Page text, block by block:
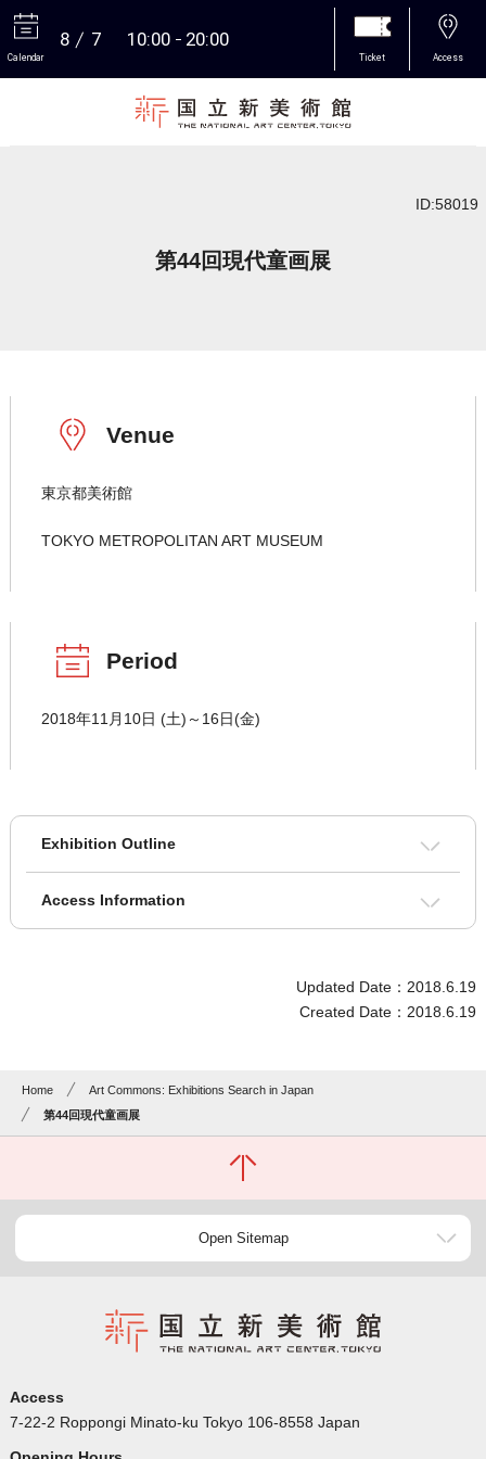
Calendar
8 7 10:00 20:00
Ticket Access
ID:58019
第44回現代童画展
Venue
東京都美術館
TOKYO METROPOLITAN ART MUSEUM
Period
2018年11月10日 (土)～16日(金)
Exhibition Outline
Access Information
Updated Date：2018.6.19
Created Date：2018.6.19
Home
Art Commons: Exhibitions Search in Japan
第44回現代童画展
Open Sitemap
Access
7-22-2 Roppongi Minato-ku Tokyo 106-8558 Japan